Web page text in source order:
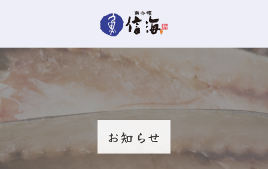
お知らせ